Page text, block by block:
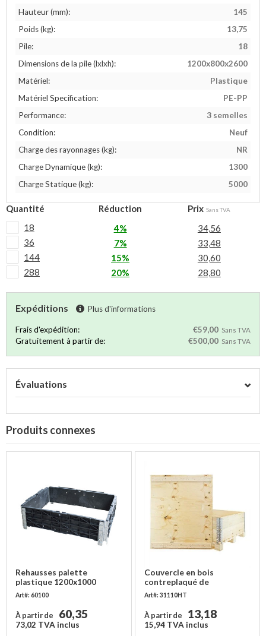
Hauteur (mm):
145
Poids (kg):
13,75
Pile:
18
Dimensions de la pile (lxlxh):
1200x800x2600
Matériel:
Plastique
Matériel Specification:
PE-PP
Performance:
3 semelles
Condition:
Neuf
Charge des rayonnages (kg):
NR
Charge Dynamique (kg):
1300
Charge Statique (kg):
5000
Quantité Réduction Prix Sans TVA
18 4%
34,56
36
7%
33,48
144
15%
30,60
288
20% 28,80
Expéditions Plus d'informations
Frais d'expédition: €59,00 Sans TVA
Gratuitement à partir de: €500,00 Sans TVA
Évaluations
Produits connexes
Rehausses palette
plastique 1200x1000
Art#: 60100
À partir de 60,35
73,02 TVA inclus
Couvercle en bois
contreplaqué de
dimensions 1200x1000 mm
Art#: 31110HT
À partir de 13,18
15,94 TVA inclus